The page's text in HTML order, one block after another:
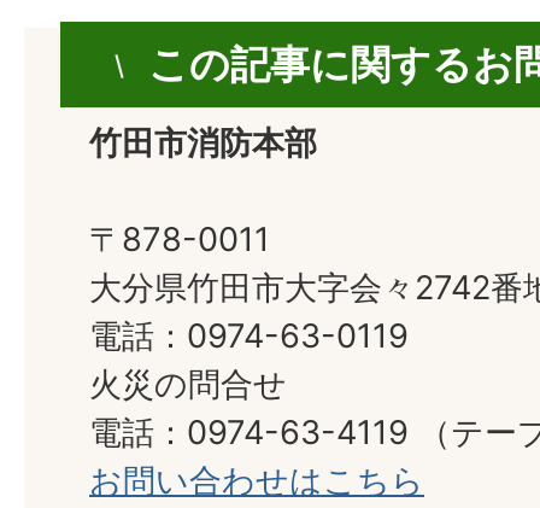
この記事に関するお
竹田市消防本部
〒878-0011
大分県竹田市大字会々2742番
電話：0974-63-0119
火災の問合せ
電話：0974-63-4119 （テー
お問い合わせはこちら